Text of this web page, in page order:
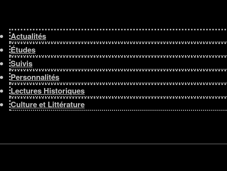
Actualités
Études
Suivis
Personnalités
Lectures Historiques
Culture et Littérature